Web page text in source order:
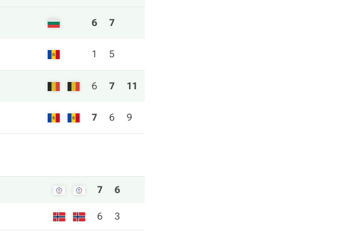
6 7
1 5
6 7 11
7 6 9
7 6
6 3